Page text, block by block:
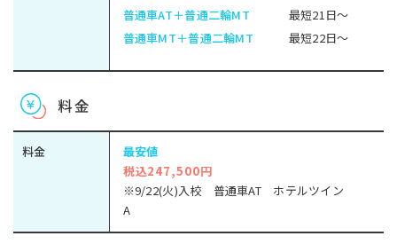
普通車AT＋普通二輪MT
最短21日～
普通車MT＋普通二輪MT
最短22日～
料金
料金
最安値
税込247,500円
※9/22(火)入校 普通車AT ホテルツイン
A